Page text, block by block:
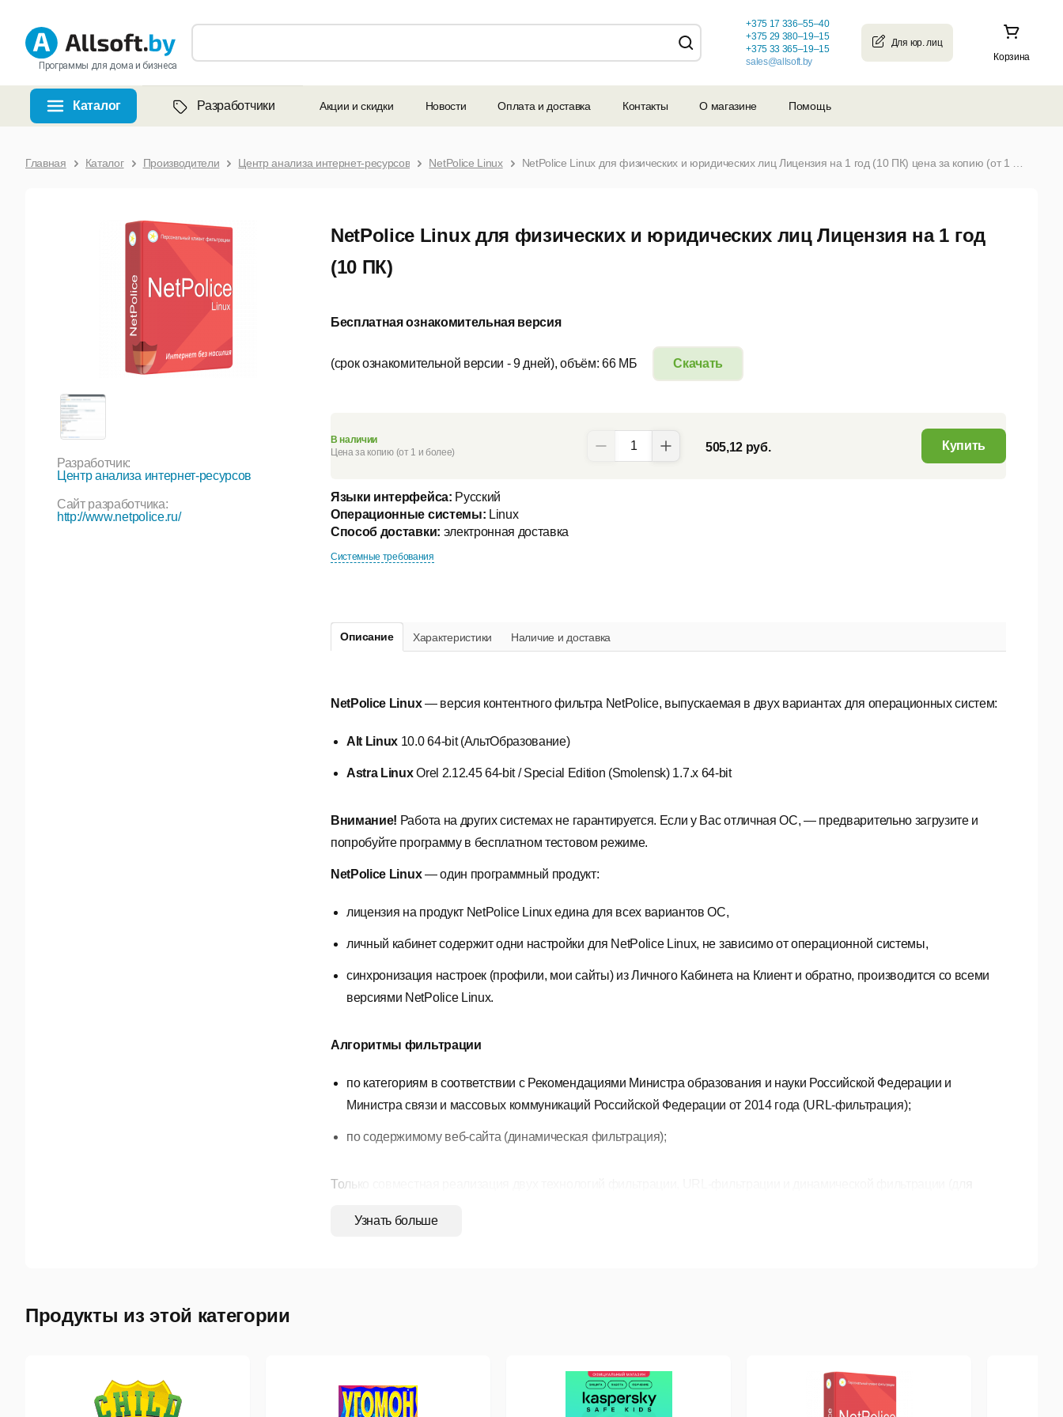
Программы для дома и бизнеса
Корзина
+375 17 336–55–40
+375 29 380–19–15
+375 33 365–19–15
sales@allsoft.by
Каталог Разработчики Акции и скидки Новости Оплата и доставка Контакты О магазине Помощь
Главная Каталог Производители Центр анализа интернет-ресурсов NetPolice Linux
NetPolice Linux для физических и юридических лиц Лицензия на 1 год
(10 ПК)
Разработчик:
Центр анализа интернет-ресурсов
Сайт разработчика:
http://www.netpolice.ru/
Бесплатная ознакомительная версия
Скачать
(срок ознакомительной версии - 9 дней), объём: 66 МБ
Описание Характеристики Наличие и доставка
NetPolice Linux— версия контентного фильтра NetPolice, выпускаемая в двух вариантах для операционных систем:
Alt Linux 10.0 64-bit (АльтОбразование)
Astra LinuxOrel 2.12.45 64-bit / Special Edition (Smolensk) 1.7.x 64-bit
Внимание! Работа на других системах не гарантируется. Если у Вас отличная ОС,—предварительно загрузите и
попробуйте программу в бесплатном тестовом режиме.
NetPolice Linux —один программный продукт:
лицензия на продукт NetPolice Linux едина для всех вариантов ОС,
личный кабинет содержит одни настройки для NetPolice Linux, не зависимо от операционной системы,
синхронизация настроек (профили, мои сайты) из Личного Кабинета на Клиент и обратно, производится со всеми
версиями NetPolice Linux.
Алгоритмы фильтрации
по категориям в соответствии с Рекомендациями Министра образования и науки Российской Федерации и
Министра связи и массовых коммуникаций Российской Федерации от 2014 года (URL-фильтрация);
по содержимому веб-сайта (динамическая фильтрация);
Только совместная реализация двух технологий фильтрации, URL-фильтрации и динамической фильтрации (для
блокировка cайтов из Федерального списка экстремистских материалов и Реестра запрещенных сайтов от
Роскомнадзора;
Узнать больше
В наличии
Цена за копию (от 1 и более)
505,12 руб. Купить
Языки интерфейса: Русский
Операционные системы: Linux
Способ доставки: электронная доставка
Системные требования
Продукты из этой категории